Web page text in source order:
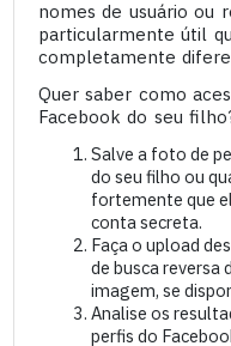
nomes de usuário ou
particularmente útil
completamente
Quer saber como
Facebook do seu
Salve a foto de
do seu filho ou
fortemente que
conta secreta.
Faça o upload
de busca reversa
imagem, se
Analise os
perfis do